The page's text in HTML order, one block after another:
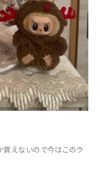
買えないので今はこのラ